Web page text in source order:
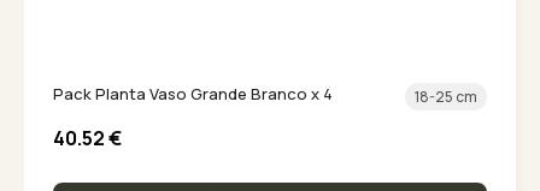
Pack Planta Vaso Grande Branco x 4 18-25 cm
40.52€